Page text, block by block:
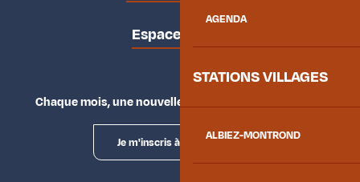
AGENDA
STATIONS VILLAGES
ALBIEZ-MONTROND
Espace presse
Chaque mois, une nouvelle façon d'explorer la vallée.
Je m'inscris à la newsletter